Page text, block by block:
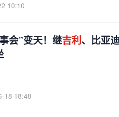
10:10
会”变天！继吉利、比亚
18 18:48